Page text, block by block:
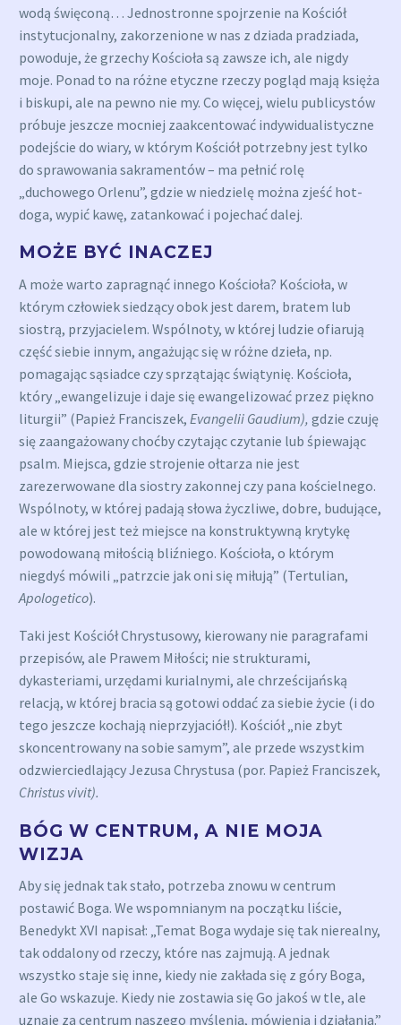
wodą święconą… Jednostronne spojrzenie na Kościół
instytucjonalny, zakorzenione w nas z dziada pradziada,
powoduje, że grzechy Kościoła są zawsze ich, ale nigdy
moje. Ponad to na różne etyczne rzeczy pogląd mają księża
i biskupi, ale na pewno nie my. Co więcej, wielu publicystów
próbuje jeszcze mocniej zaakcentować indywidualistyczne
podejście do wiary, w którym Kościół potrzebny jest tylko
do sprawowania sakramentów – ma pełnić rolę
„duchowego Orlenu”, gdzie w niedzielę można zjeść hot-
doga, wypić kawę, zatankować i pojechać dalej.
MOŻE BYĆ INACZEJ
A może warto zapragnąć innego Kościoła? Kościoła, w
którym człowiek siedzący obok jest darem, bratem lub
siostrą, przyjacielem. Wspólnoty, w której ludzie ofiarują
część siebie innym, angażując się w różne dzieła, np.
pomagając sąsiadce czy sprzątając świątynię. Kościoła,
który „ewangelizuje i daje się ewangelizować przez piękno
liturgii” (Papież Franciszek, Evangelii Gaudium), gdzie czuję
się zaangażowany choćby czytając czytanie lub śpiewając
psalm. Miejsca, gdzie strojenie ołtarza nie jest
zarezerwowane dla siostry zakonnej czy pana kościelnego.
Wspólnoty, w której padają słowa życzliwe, dobre, budujące,
ale w której jest też miejsce na konstruktywną krytykę
powodowaną miłością bliźniego. Kościoła, o którym
niegdyś mówili „patrzcie jak oni się miłują” (Tertulian,
Apologetico).
Taki jest Kościół Chrystusowy, kierowany nie paragrafami
przepisów, ale Prawem Miłości; nie strukturami,
dykasteriami, urzędami kurialnymi, ale chrześcijańską
relacją, w której bracia są gotowi oddać za siebie życie (i do
tego jeszcze kochają nieprzyjaciół!). Kościół „nie zbyt
skoncentrowany na sobie samym”, ale przede wszystkim
odzwierciedlający Jezusa Chrystusa (por. Papież Franciszek,
Christus vivit).
BÓG W CENTRUM, A NIE MOJA
WIZJA
Aby się jednak tak stało, potrzeba znowu w centrum
postawić Boga. We wspomnianym na początku liście,
Benedykt XVI napisał: „Temat Boga wydaje się tak nierealny,
tak oddalony od rzeczy, które nas zajmują. A jednak
wszystko staje się inne, kiedy nie zakłada się z góry Boga,
ale Go wskazuje. Kiedy nie zostawia się Go jakoś w tle, ale
uznaje za centrum naszego myślenia, mówienia i działania.”